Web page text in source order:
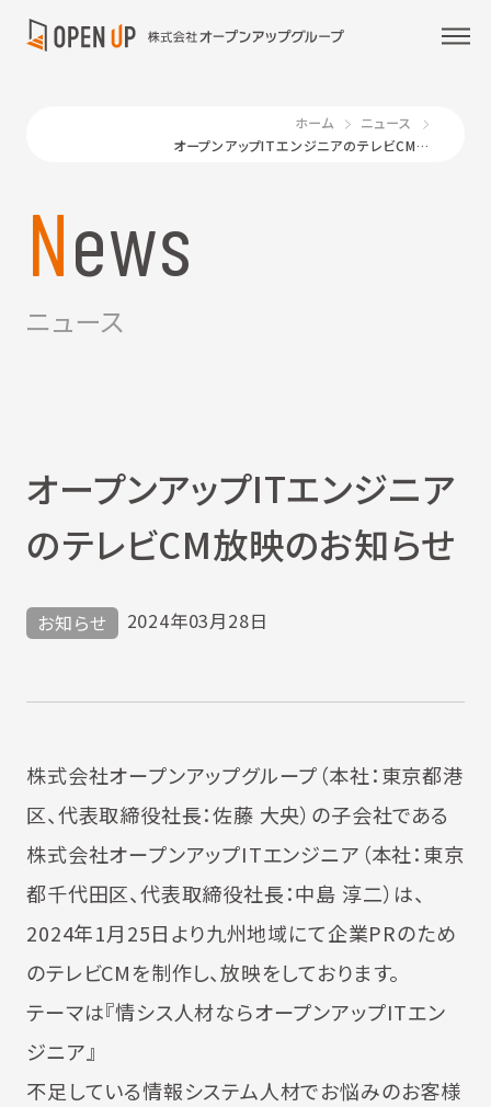
ホーム
ニュース
オープンアップITエンジニアのテレビCM放映のお知らせ
News
ニュース
オープンアップITエンジニア
のテレビCM放映のお知らせ
お知らせ 2024年03月28日
株式会社オープンアップグループ（本社：東京都港
区、代表取締役社長：佐藤 大央）の子会社である
株式会社オープンアップITエンジニア（本社：東京
都千代田区、代表取締役社長：中島 淳二）は、
2024年1月25日より九州地域にて企業PRのため
のテレビCMを制作し、放映をしております。
テーマは『情シス人材ならオープンアップITエン
ジニア』
不足している情報システム人材でお悩みのお客様